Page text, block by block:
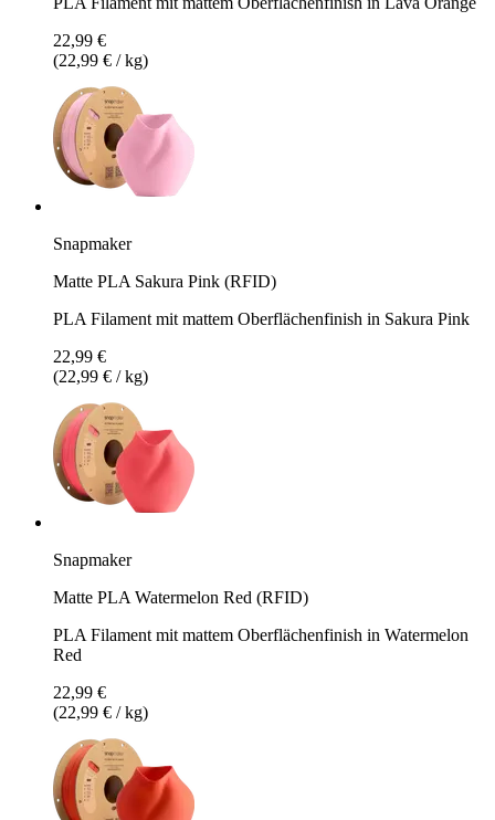
22,99 €
(22,99 € / kg)
Snapmaker
Matte PLA Sakura Pink (RFID)
PLA Filament mit mattem Oberflächenfinish in Sakura Pink
22,99 €
(22,99 € / kg)
Snapmaker
Matte PLA Watermelon Red (RFID)
PLA Filament mit mattem Oberflächenfinish in Watermelon
Red
22,99 €
(22,99 € / kg)